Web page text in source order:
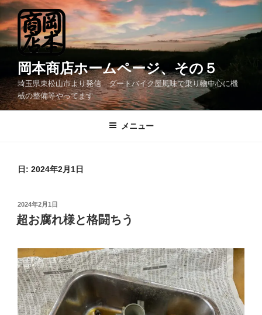
コ
ン
テ
ン
ス
キ
岡本商店ホームページ、その５
埼玉県東松山市より発信 ダートバイク屋風味で乗り物中心に機
械の整備等やってます
メニュー
日: 2024年2月1日
投
稿
日:
2024年2月1日
超お腐れ様と格闘ちう